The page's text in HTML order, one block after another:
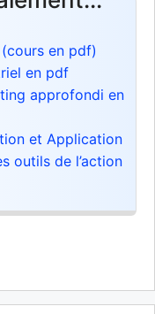
en pdf)
en pdf
approfondi en
et Application
outils de l’action